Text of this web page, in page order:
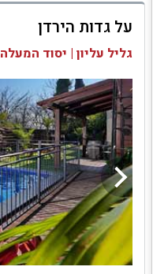
בדיקת זמינות ומחירים
על גדות הירדן
גליל עליון | יסוד המעלה